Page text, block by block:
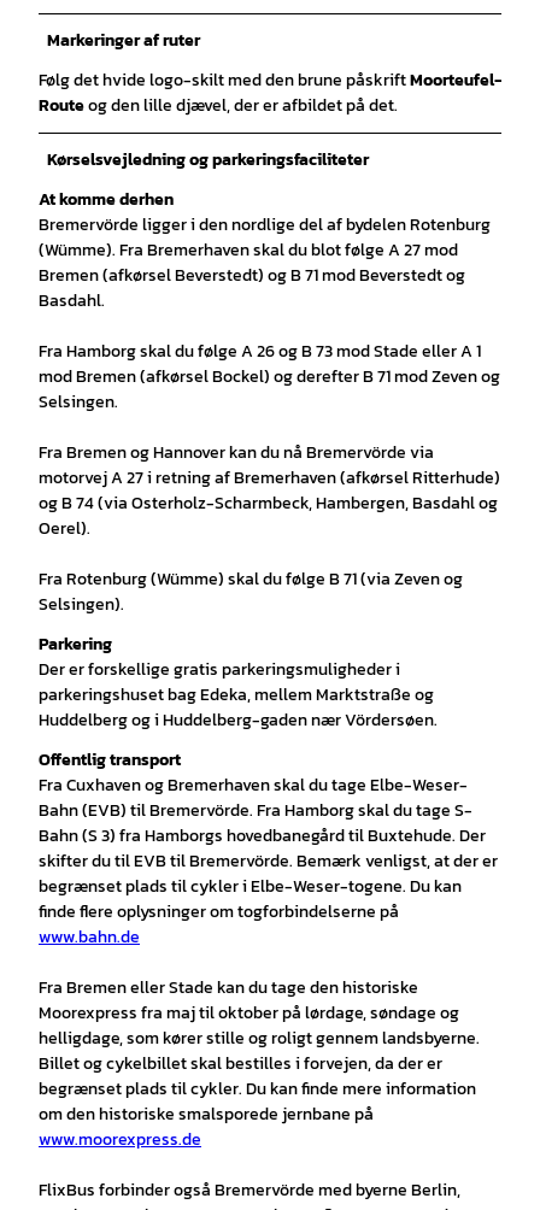
Markeringer af ruter
Følg det hvide logo-skilt med den brune påskriftMoorteufel-
Routeog den lille djævel, der er afbildet på det.
Kørselsvejledning og parkeringsfaciliteter
At komme derhen
Bremervörde ligger i den nordlige del af bydelen Rotenburg
(Wümme). Fra Bremerhaven skal du blot følge A 27 mod
Bremen (afkørsel Beverstedt) og B 71 mod Beverstedt og
Basdahl.
Fra Hamborg skal du følge A 26 og B 73 mod Stade eller A 1
mod Bremen (afkørsel Bockel) og derefter B 71 mod Zeven og
Selsingen.
Fra Bremen og Hannover kan du nå Bremervörde via
motorvej A 27 i retning af Bremerhaven (afkørsel Ritterhude)
og B 74 (via Osterholz-Scharmbeck, Hambergen, Basdahl og
Oerel).
Fra Rotenburg (Wümme) skal du følge B 71 (via Zeven og
Selsingen).
Parkering
Der er forskellige gratis parkeringsmuligheder i
parkeringshuset bag Edeka, mellem Marktstraße og
Huddelberg og i Huddelberg-gaden nær Vördersøen.
Offentlig transport
Fra Cuxhaven og Bremerhaven skal du tage Elbe-Weser-
Bahn (EVB) til Bremervörde. Fra Hamborg skal du tage S-
Bahn (S 3) fra Hamborgs hovedbanegård til Buxtehude. Der
skifter du til EVB til Bremervörde. Bemærk venligst, at der er
begrænset plads til cykler i Elbe-Weser-togene. Du kan
finde flere oplysninger om togforbindelserne på
www.bahn.de
Fra Bremen eller Stade kan du tage den historiske
Moorexpress fra maj til oktober på lørdage, søndage og
helligdage, som kører stille og roligt gennem landsbyerne.
Billet og cykelbillet skal bestilles i forvejen, da der er
begrænset plads til cykler. Du kan finde mere information
om den historiske smalsporede jernbane på
www.moorexpress.de
FlixBus forbinder også Bremervörde med byerne Berlin,